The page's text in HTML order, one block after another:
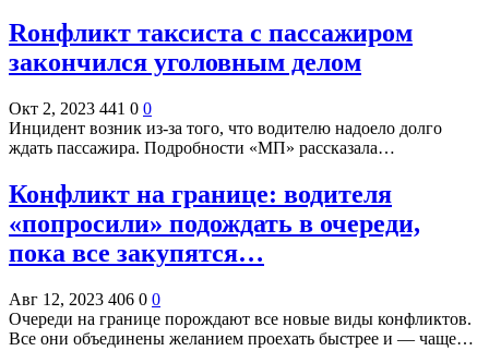
Rонфликт таксиста с пассажиром
закончился уголовным делом
Окт 2, 2023 441 0 0
Инцидент возник из-за того, что водителю надоело долго
ждать пассажира. Подробности «МП» рассказала…
Конфликт на границе: водителя
«попросили» подождать в очереди,
пока все закупятся…
Авг 12, 2023 406 0 0
Очереди на границе порождают все новые виды конфликтов.
Все они объединены желанием проехать быстрее и — чаще…